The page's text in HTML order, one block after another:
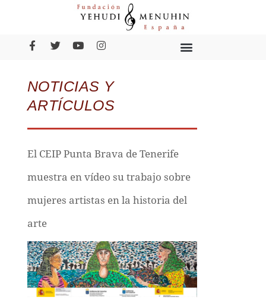
NOTICIAS Y
ARTÍCULOS
El CEIP Punta Brava de Tenerife
muestra en vídeo su trabajo sobre
mujeres artistas en la historia del
arte